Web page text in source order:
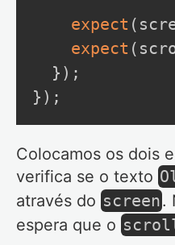
expect (
expect (
} ) ;
} ) ;
Colocamos os dois
verifica se o texto
através do screen.
espera que o